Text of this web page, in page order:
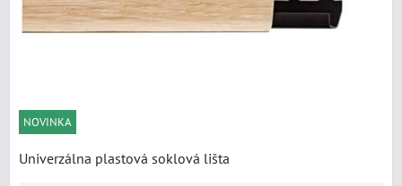
NOVINKA
Univerzálna plastová soklová lišta